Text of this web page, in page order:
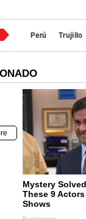
Perú Trujillo